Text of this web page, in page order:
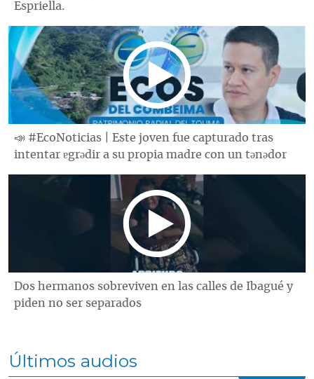
Espriella.
📣 #EcoNoticias | Este joven fue capturado tras
intentar ɐgrǝdir a su propia madre con un tǝnǝdor
Dos hermanos sobreviven en las calles de Ibagué y
piden no ser separados
Últimos audios